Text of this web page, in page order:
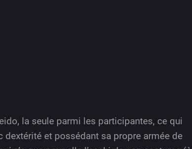
la seule parmi les participantes, ce qui
dextérité et possédant sa propre armée de